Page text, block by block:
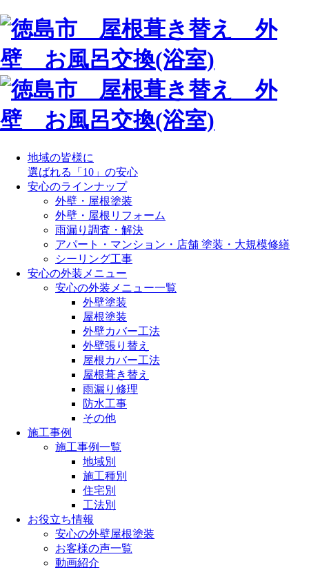
地域の皆様に
選ばれる「10」の安心
安心のラインナップ
外壁・屋根塗装
外壁・屋根リフォーム
雨漏り調査・解決
アパート・マンション・店舗 塗装・大規模修繕
シーリング工事
安心の外装メニュー
安心の外装メニュー一覧
外壁塗装
屋根塗装
外壁カバー工法
外壁張り替え
屋根カバー工法
屋根葺き替え
雨漏り修理
防水工事
その他
施工事例
施工事例一覧
地域別
施工種別
住宅別
工法別
お役立ち情報
安心の外壁屋根塗装
お客様の声一覧
動画紹介